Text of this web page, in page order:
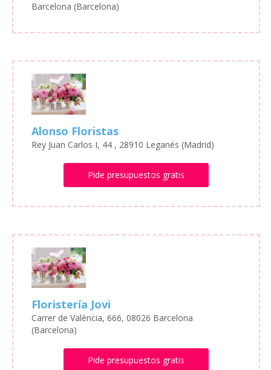
Barcelona (Barcelona)
Alonso Floristas
Rey Juan Carlos I, 44 , 28910 Leganés (Madrid)
Pide presupuestos gratis
Floristería Jovi
Carrer de València, 666, 08026 Barcelona
(Barcelona)
Pide presupuestos gratis